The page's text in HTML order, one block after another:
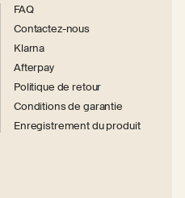
FAQ
Contactez-nous
Klarna
Afterpay
Politique de retour
Conditions de garantie
Enregistrement du produit